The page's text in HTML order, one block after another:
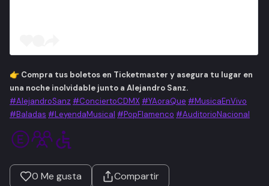
👉 Compra tus boletos en Ticketmaster y asegura tu lugar en
una noche inolvidable junto a Alejandro Sanz.
#AlejandroSanz #ConciertoCDMX #YAoraQue #MusicaEnVivo
#Baladas #LeyendaMusical #PopFlamenco #AuditorioNacional
0 Me gusta Compartir